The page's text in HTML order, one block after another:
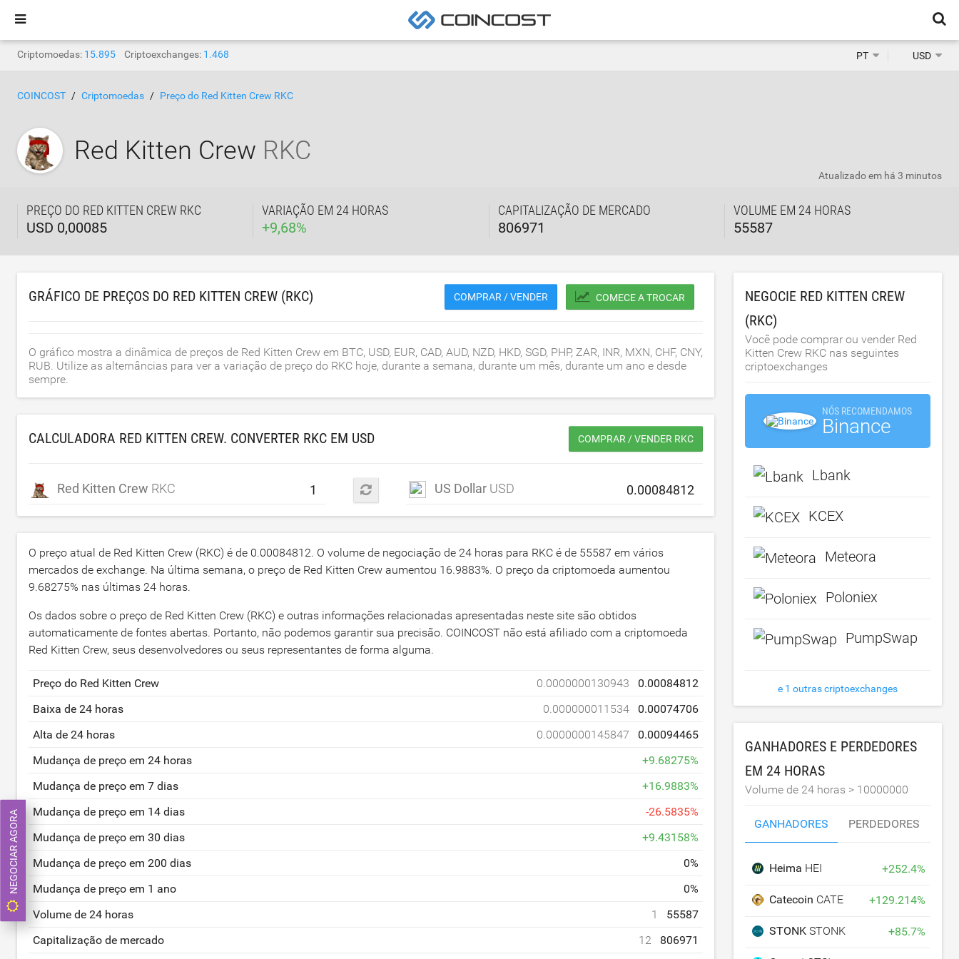
Criptomoedas: 15.895 Criptoexchanges: 1.468 PT USD
COINCOST Criptomoedas Preço do Red Kitten Crew RKC
Red Kitten Crew RKC
PREÇO DO RED KITTEN CREW RKC
USD 0,00085
VARIAÇÃO EM 24 HORAS
+9,68%
CAPITALIZAÇÃO DE MERCADO
806971
VOLUME EM 24 HORAS
55587
Atualizado em há 3 minutos
GRÁFICO DE PREÇOS DO RED KITTEN CREW (RKC) COMPRAR / VENDER COMECE A TROCAR
O gráfico mostra a dinâmica de preços de Red Kitten Crew em BTC, USD, EUR, CAD, AUD, NZD, HKD, SGD, PHP, ZAR, INR, MXN, CHF, CNY,
RUB. Utilize as alternâncias para ver a variação de preço do RKC hoje, durante a semana, durante um mês, durante um ano e desde
sempre.
CALCULADORA RED KITTEN CREW. CONVERTER RKC EM USD COMPRAR / VENDER RKC
Red Kitten Crew RKC US Dollar USD
O preço atual de Red Kitten Crew (RKC) é de 0.00084812. O volume de negociação de 24 horas para RKC é de 55587 em vários
mercados de exchange. Na última semana, o preço de Red Kitten Crew aumentou 16.9883%. O preço da criptomoeda aumentou
9.68275% nas últimas 24 horas.
Os dados sobre o preço de Red Kitten Crew (RKC) e outras informações relacionadas apresentadas neste site são obtidos
automaticamente de fontes abertas. Portanto, não podemos garantir sua precisão. COINCOST não está afiliado com a criptomoeda
Red Kitten Crew, seus desenvolvedores ou seus representantes de forma alguma.
Preço do Red Kitten Crew 0.0000000130943
0.00084812
Baixa de 24 horas
0.000000011534
0.00074706
Alta de 24 horas
0.0000000145847
0.00094465
Mudança de preço em 24 horas
+9.68275%
Mudança de preço em 7 dias
+16.9883%
Mudança de preço em 14 dias
-26.5835%
Mudança de preço em 30 dias
+9.43158%
Mudança de preço em 200 dias
0%
Mudança de preço em 1 ano
0%
Volume de 24 horas
1
55587
Capitalização de mercado
12
806971
NEGOCIE RED KITTEN CREW
(RKC)
Você pode comprar ou vender Red
Kitten Crew RKC nas seguintes
criptoexchanges
NÓS RECOMENDAMOS
Binance
Lbank
KCEX
Meteora
Poloniex
PumpSwap
e 1 outras criptoexchanges
GANHADORES E PERDEDORES
EM 24 HORAS
Volume de 24 horas > 10000000
GANHADORES PERDEDORES
Heima HEI +252.4%
Catecoin CATE +129.214%
STONKSTONK +85.7%
NEGOCIAR AGORA